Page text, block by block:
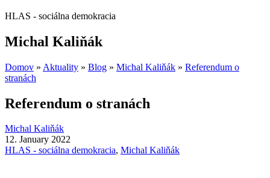
HLAS - sociálna demokracia
Michal Kaliňák
Domov » Aktuality » Blog » Michal Kaliňák » Referendum o
stranách
Referendum o stranách
Michal Kaliňák
12. January 2022
HLAS - sociálna demokracia, Michal Kaliňák